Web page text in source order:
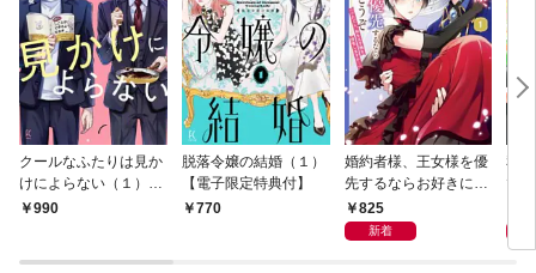
クールなふたりは見か
けによらない（１）
【電子限定特典付】
990
脱落令嬢の結婚（１）
【電子限定特典付】
770
婚約者様、王女様を優
先するならお好きにど
うぞ（※ただし、私も
王子様を優先します
825
新着
私
で
で